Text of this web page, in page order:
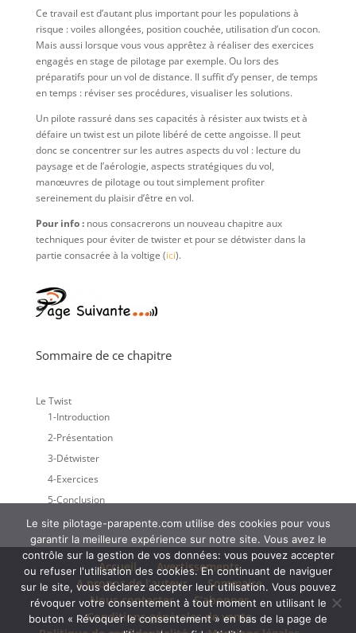
Ce travail est d’autant plus important pour les populations à
risque : voiles allongées, position couchée, utilisation d’un cocon.
Mais aussi lorsque vous vous apprêtez à réaliser des exercices
engagés en stage de pilotage par exemple. Ou lors des
préparatifs pour un vol de distance. Il suffit d’y penser, de temps
en temps : réviser ses procédures, visualiser les solutions.
Un pilote rassuré dans ses capacités à résister aux twists et à
défaire un twist est un pilote libéré de cette angoisse. Il peut
donc se concentrer sur les autres aspects du vol : lecture du
paysage et de l’aérologie, aspects stratégiques du vol,
manœuvres de pilotage ou tout simplement profiter
sereinement du plaisir d’être en vol.
Pour info :nous consacrerons un nouveau chapitre aux
techniques pour éviter de twister et pour se détwister dans la
partie consacrée à la voltige (ici).
Sommaire de ce chapitre
Le Twist
1-Introduction
2-Présentation
3-Détwister
4-Exercices
5-Conclusion
Accueil
Avertissements
A propos de l’auteur
Sommaire
Nous contacter
S’abonner
Conditions générales de vente
Le site pilotage-parapente.com utilise des cookies pour vous
garantir la meilleure expérience sur notre site. Vous avez le
contrôle sur la gestion de vos données: vous pouvez accepter
ou refuser l'utilisation des cookies. En continuant de naviguer
sur le site, vous déclarez accepter leur utilisation. Vous pouvez
révoquer votre consentement à tout moment en utilisant le
bouton « Révoquer le consentement » en bas de la page de